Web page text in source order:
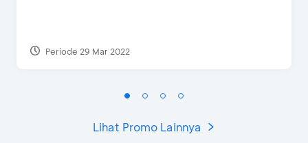
Periode 29 Mar 2022
Lihat Promo Lainnya